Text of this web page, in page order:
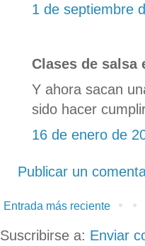
1 de septiembre
Clases de salsa
Y ahora sacan
sido hacer
16 de enero de
Publicar un
Entrada más reciente
Suscribirse a: Enviar